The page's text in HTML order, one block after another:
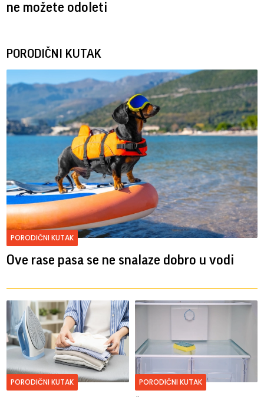
ne možete odoleti
PORODIČNI KUTAK
PORODIČNI KUTAK
Ove rase pasa se ne snalaze dobro u vodi
PORODIČNI KUTAK PORODIČNI KUTAK